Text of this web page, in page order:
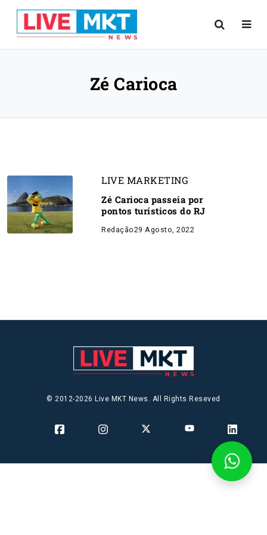
Zé Carioca
LIVE MARKETING
Zé Carioca passeia por
pontos turísticos do RJ
Redação29 Agosto, 2022
© 2012-2026 Live MKT News. All Rights Reseved